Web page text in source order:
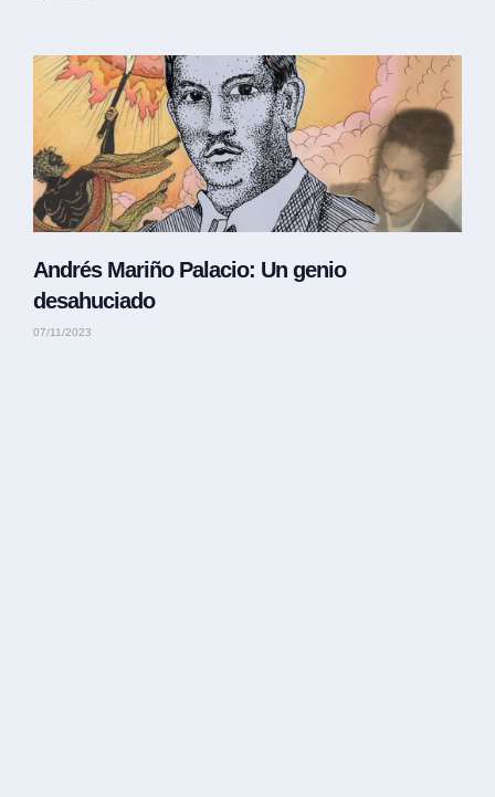
Andrés Mariño Palacio: Un genio
desahuciado
07/11/2023